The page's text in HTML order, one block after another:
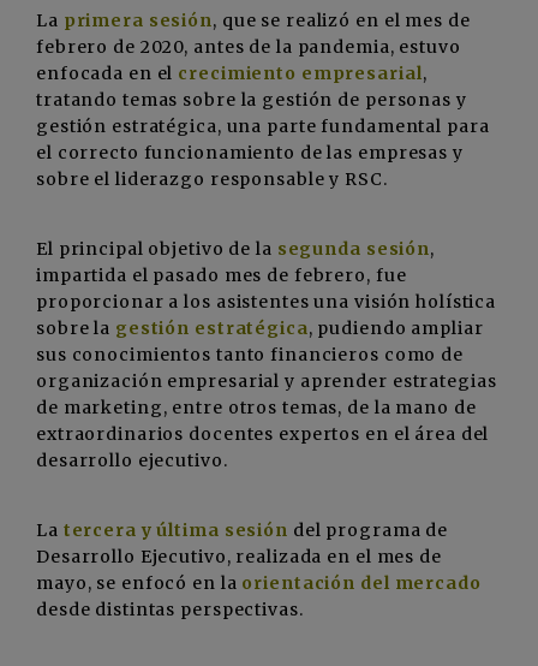
La primera sesión, que se realizó en el mes de
febrero de 2020, antes de la pandemia, estuvo
enfocada en el crecimiento empresarial,
tratando temas sobre la gestión de personas y
gestión estratégica, una parte fundamental para
el correcto funcionamiento de las empresas y
sobre el liderazgo responsable y RSC.
El principal objetivo de la segunda sesión,
impartida el pasado mes de febrero, fue
proporcionar a los asistentes una visión holística
sobre la gestión estratégica, pudiendo ampliar
sus conocimientos tanto financieros como de
organización empresarial y aprender estrategias
de marketing, entre otros temas, de la mano de
extraordinarios docentes expertos en el área del
desarrollo ejecutivo.
La tercera y última sesión del programa de
Desarrollo Ejecutivo, realizada en el mes de
mayo, se enfocó en la orientación del mercado
desde distintas perspectivas.